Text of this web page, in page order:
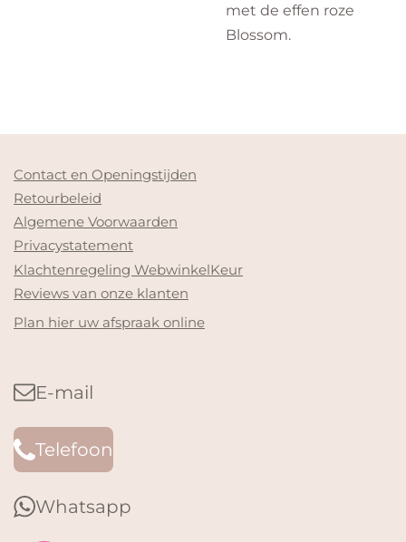
met de effen roze
Blossom.
Contact en Openingstijden
Retourbeleid
Algemene Voorwaarden
Privacystatement
Klachtenregeling WebwinkelKeur
Reviews van onze klanten
Plan hier uw afspraak online
E-mail
Telefoon
Whatsapp